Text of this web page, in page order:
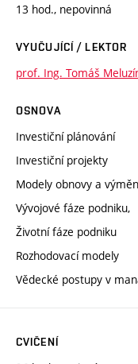
13 hod., nepovinná
VYUČUJÍCÍ / LEKTOR
prof. Ing. Tomáš
OSNOVA
Investiční plánování
Investiční projekty
Modely obnovy a
Vývojové fáze podniku,
Životní fáze podniku
Rozhodovací modely
Vědecké postupy v
CVIČENÍ